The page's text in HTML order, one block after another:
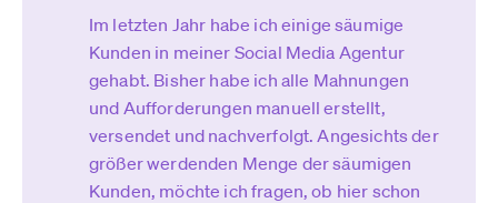
Im letzten Jahr habe ich einige säumige
Kunden in meiner Social Media Agentur
gehabt. Bisher habe ich alle Mahnungen
und Aufforderungen manuell erstellt,
versendet und nachverfolgt. Angesichts der
größer werdenden Menge der säumigen
Kunden, möchte ich fragen, ob hier schon